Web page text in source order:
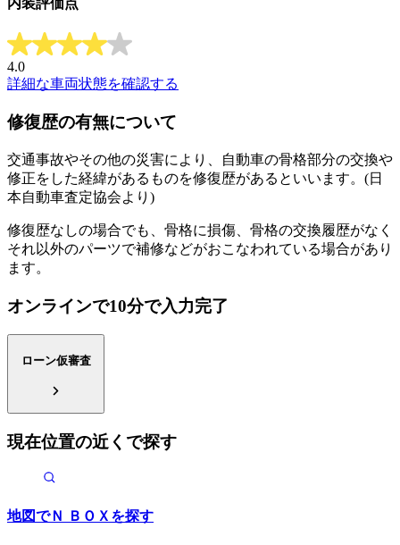
内装評価点
4.0
詳細な車両状態を確認する
修復歴の有無について
交通事故やその他の災害により、自動車の骨格部分の交換や
修正をした経緯があるものを修復歴があるといいます。(日
本自動車査定協会より)
修復歴なしの場合でも、骨格に損傷、骨格の交換履歴がなく
それ以外のパーツで補修などがおこなわれている場合があり
ます。
オンラインで10分で入力完了
ローン仮審査
現在位置の近くで探す
地図でＮ ＢＯＸ を探す